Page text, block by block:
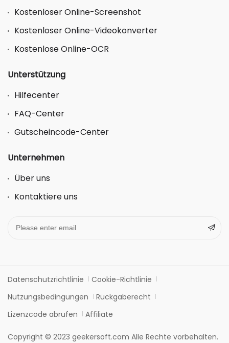
Kostenloser Online-Screenshot
Kostenloser Online-Videokonverter
Kostenlose Online-OCR
Unterstützung
Hilfecenter
FAQ-Center
Gutscheincode-Center
Unternehmen
Über uns
Kontaktiere uns
Datenschutzrichtlinie
Cookie-Richtlinie
Nutzungsbedingungen
Rückgaberecht
Lizenzcode abrufen
Affiliate
Copyright © 2023 geekersoft.com Alle Rechte vorbehalten.